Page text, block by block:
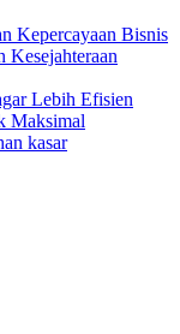
Kepercayaan Bisnis
Kesejahteraan
Lebih Efisien
Maksimal
kasar